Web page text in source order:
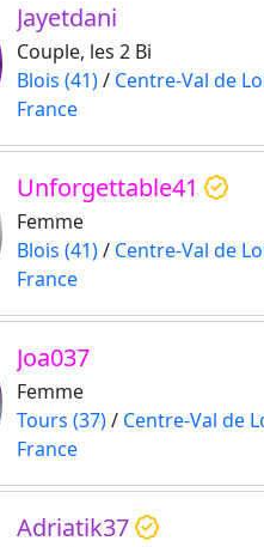
Jayetdani
Couple, les 2 Bi
Blois (41)/ Centre-Val de
France
Unforgettable41
Femme
Blois (41)/ Centre-Val de
France
Joa037
Femme
Tours (37)/ Centre-Val de
France
Adriatik37